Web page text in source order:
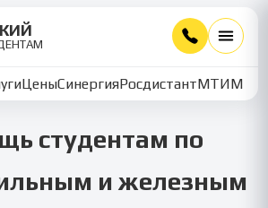
ЦеныСинергияРосдистантМТИММУ
студентам по
и железным